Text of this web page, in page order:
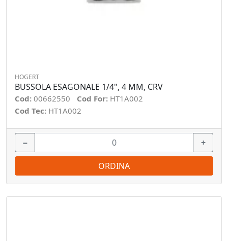
HOGERT
BUSSOLA ESAGONALE 1/4", 4 MM, CRV
Cod: 00662550 Cod For: HT1A002
Cod Tec: HT1A002
− +
ORDINA